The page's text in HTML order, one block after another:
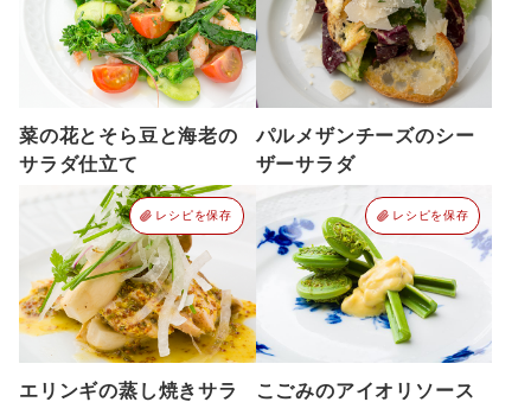
菜の花とそら豆と海老の
サラダ仕立て
パルメザンチーズのシー
ザーサラダ
レシピを保存
エリンギの蒸し焼きサラ
レシピを保存
こごみのアイオリソース